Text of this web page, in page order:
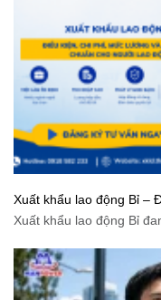
Xuất khẩu lao động Bỉ –
trình chuẩn cho người lao
Xuất khẩu lao động Bỉ